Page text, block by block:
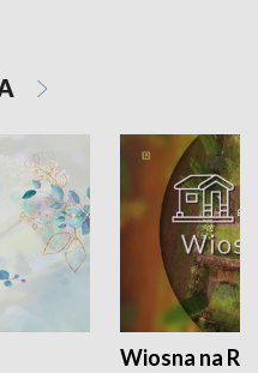
Wiosna na